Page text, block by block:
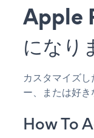
Apple
になり
カスタマイズ
ー、または好き
How To